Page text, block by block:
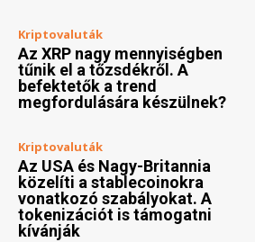
Kriptovaluták
Az XRP nagy mennyiségben
tűnik el a tőzsdékről. A
befektetők a trend
megfordulására készülnek?
Kriptovaluták
Az USA és Nagy-Britannia
közelíti a stablecoinokra
vonatkozó szabályokat. A
tokenizációt is támogatni
kívánják